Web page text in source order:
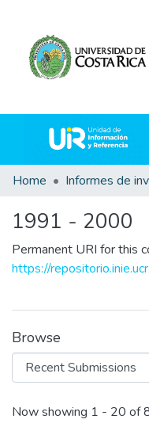
Communities &
Statistics
Home Informes de
1991 - 2000
Permanent URI for this
https://
Browse
Recent
Now showing 1 - 20 of